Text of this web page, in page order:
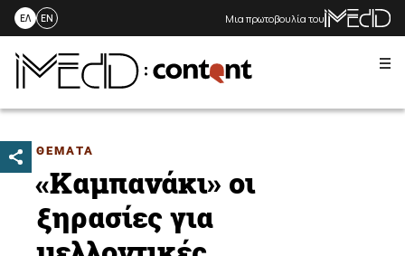
Skip
content
ΕΛ EN Μια πρωτοβουλία του
ΘΕΜΑΤΑ
«Καμπανάκι» οι
ξηρασίες για